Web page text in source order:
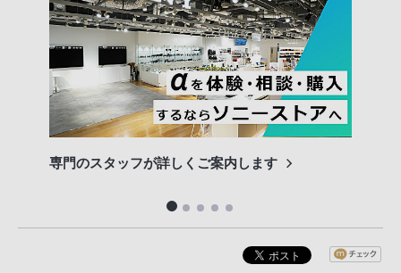
専門のスタッフが詳しくご案内します